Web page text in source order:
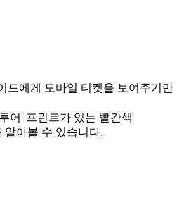
드에게 모바일 티켓을 보여주기만
어' 프린트가 있는 빨간색
알아볼 수 있습니다.